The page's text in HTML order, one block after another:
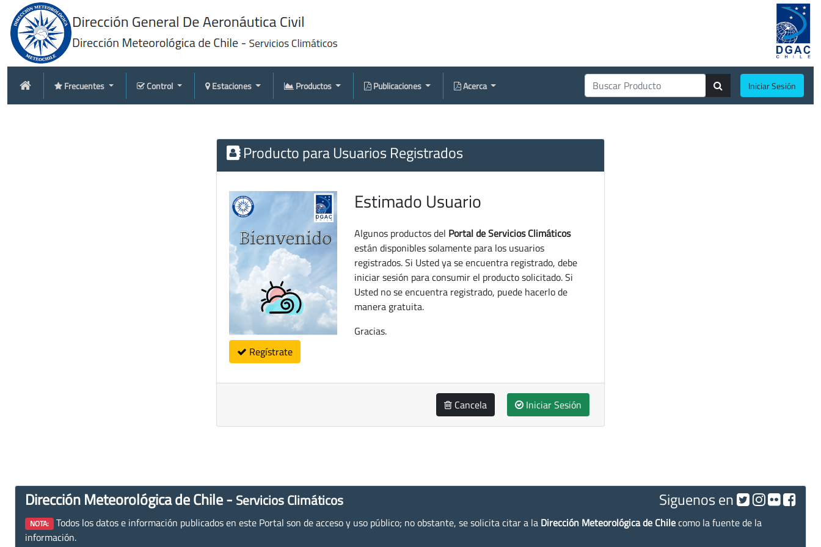
Frecuentes Control Estaciones Productos Publicaciones Acerca Iniciar Sesión
Producto para Usuarios Registrados
Regístrate
Estimado Usuario
Algunos productos del Portal de Servicios Climáticos
están disponibles solamente para los usuarios
registrados. Si Usted ya se encuentra registrado, debe
iniciar sesión para consumir el producto solicitado. Si
Usted no se encuentra registrado, puede hacerlo de
manera gratuita.
Gracias.
Cancela Iniciar Sesión
Dirección Meteorológica de Chile - Servicios Climáticos Siguenos en
NOTA: Todos los datos e información publicados en este Portal son de acceso y uso público; no obstante, se solicita citar a la Dirección Meteorológica de Chilecomo la fuente de la
información.